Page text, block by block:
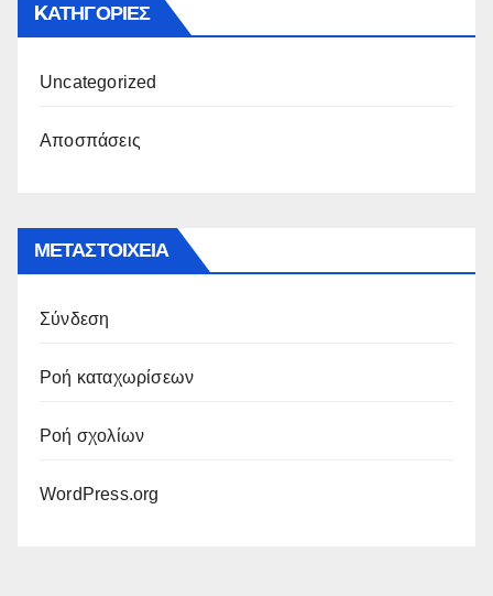
KΑΤΗΓΟΡΊΕΣ
Uncategorized
Αποσπάσεις
ΜΕΤΑΣΤΟΙΧΕΊΑ
Σύνδεση
Ροή καταχωρίσεων
Ροή σχολίων
WordPress.org